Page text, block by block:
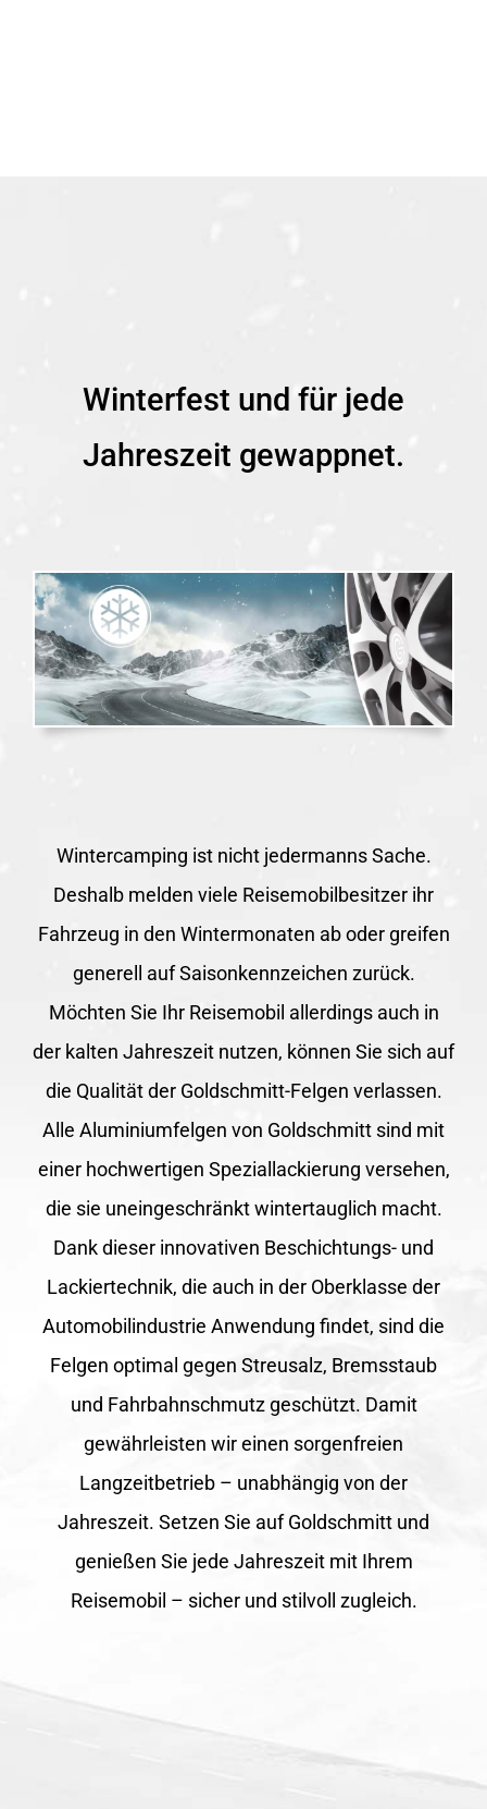
Winterfest und für jede
Jahreszeit gewappnet.
Wintercamping ist nicht jedermanns Sache.
Deshalb melden viele Reisemobilbesitzer ihr
Fahrzeug in den Wintermonaten ab oder greifen
generell auf Saisonkennzeichen zurück.
Möchten Sie Ihr Reisemobil allerdings auch in
der kalten Jahreszeit nutzen, können Sie sich auf
die Qualität der Goldschmitt-Felgen verlassen.
Alle Aluminiumfelgen von Goldschmitt sind mit
einer hochwertigen Speziallackierung versehen,
die sie uneingeschränkt wintertauglich macht.
Dank dieser innovativen Beschichtungs- und
Lackiertechnik, die auch in der Oberklasse der
Automobilindustrie Anwendung findet, sind die
Felgen optimal gegen Streusalz, Bremsstaub
und Fahrbahnschmutz geschützt. Damit
gewährleisten wir einen sorgenfreien
Langzeitbetrieb – unabhängig von der
Jahreszeit. Setzen Sie auf Goldschmitt und
genießen Sie jede Jahreszeit mit Ihrem
Reisemobil – sicher und stilvoll zugleich.